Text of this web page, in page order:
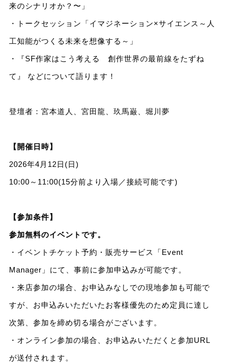
来のシナリオか？〜」
・トークセッション「イマジネーション×サイエンス～人
工知能がつくる未来を想像する～」
・『SF作家はこう考える 創作世界の最前線をたずね
て』 などについて語ります！
登壇者：宮本道人、宮田龍、玖馬巌、堀川夢
【開催日時】
2026年4月12日(日)
10:00～11:00(15分前より入場／接続可能です)
【参加条件】
参加無料のイベントです。
・イベントチケット予約・販売サービス「Event
Manager」にて、事前に参加申込みが可能です。
・来店参加の場合、お申込みなしでの現地参加も可能で
すが、お申込みいただいたお客様優先のため定員に達し
次第、参加を締め切る場合がございます。
・オンライン参加の場合、お申込みいただくと参加URL
が送付されます。